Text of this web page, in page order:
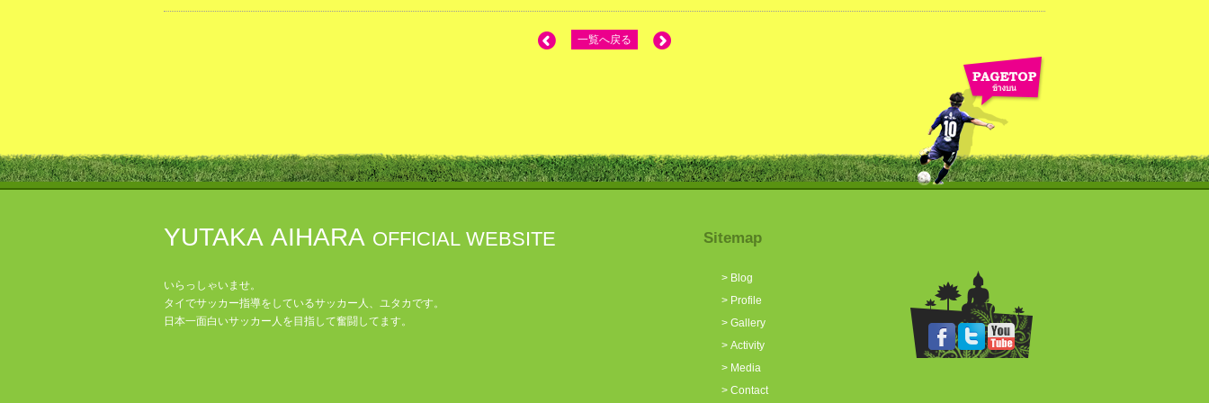
一覧へ戻る
YUTAKA AIHARA OFFICIAL WEBSITE
いらっしゃいませ。
タイでサッカー指導をしているサッカー人、ユタカです。
日本一面白いサッカー人を目指して奮闘してます。
Sitemap
> Blog
> Profile
> Gallery
> Activity
> Media
> Contact